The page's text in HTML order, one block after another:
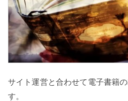
サイト運営と合わせて電子書籍
す。